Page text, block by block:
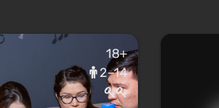
18+
2–14